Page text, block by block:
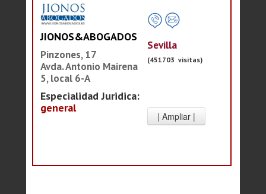
JIONOS&ABOGADOS
Pinzones, 17
Avda. Antonio Mairena
5, local 6-A
Especialidad Juridica:
general
Sevilla
(451703 visitas)